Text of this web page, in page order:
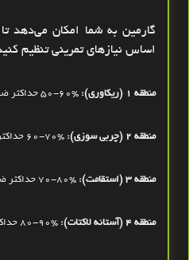
گارمین به شما امکان می‌دهد
اساس نیازهای تمرینی تنظیم
منطقه 1 (ریکاوری): 50-60% حداکثر
منطقه 2 (چربی ‌سوزی): 60-70%
منطقه 3 (استقامت): 70-80% حداکثر
منطقه 4 (آستانه لاکتات): 80-90%